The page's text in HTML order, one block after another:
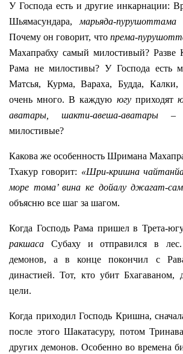
У Господа есть и другие инкарнации:
Шьямасундара,марьяда-пурушоттама
Почему он говорит, что према-
Махапрабху самый милостивый? Разве
Рама не милостивы? У Господа есть
Матсья, Курма, Вараха, Будда, Калки,
очень много. В каждую югу приходят
аватары, шакти-авеша-аватары –
милостивые?
Какова же особенность Шримана
Тхакур говорит: «Шри-кришна
море тома’ вина ке дойалу джагат-
объясню все шаг за шагом.
Когда Господь Рама пришел в Трета-
ракшаса Субаху и отправился в
демонов, а в конце покончил с
династией. Тот, кто убит Бхагаваном,
цели.
Когда приходил Господь Кришна,
после этого Шакатасуру, потом
других демонов. Особенно во времена